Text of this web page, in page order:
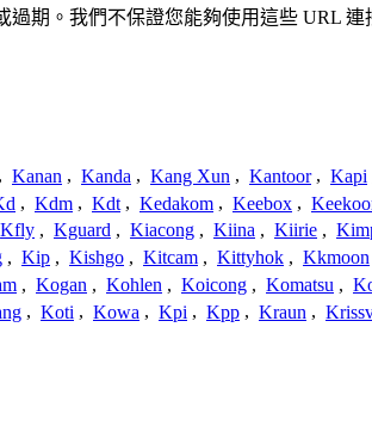
期。我們不保證您能夠使用這些 URL 連
, Kanan , Kanda , Kang Xun , Kantoor , Kapi
, Kdm , Kdt , Kedakom , Keebox ,
Kfly , Kguard , Kiacong , Kiina , Kiirie ,
, Kip , Kishgo , Kitcam , Kittyhok , Kkmoon
, Kogan , Kohlen , Koicong , Komatsu ,
, Koti , Kowa , Kpi , Kpp , Kraun ,